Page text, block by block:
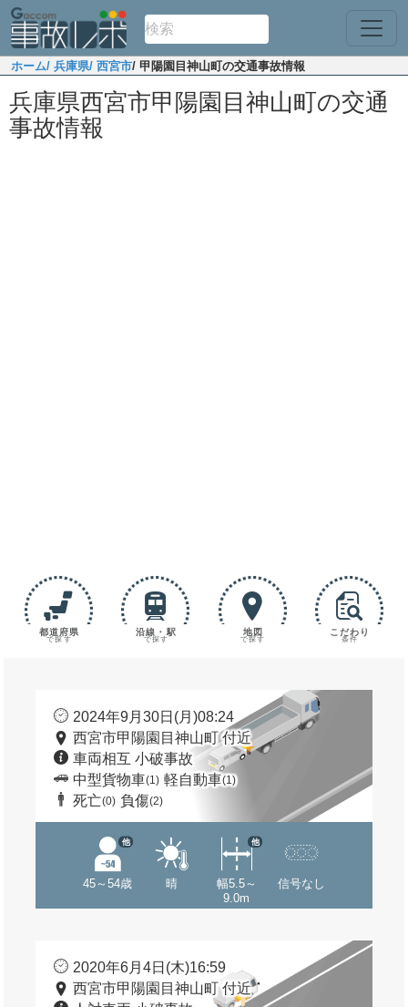
ホーム/ 兵庫県/ 西宮市/ 甲陽園目神山町の交通事故情報
兵庫県西宮市甲陽園目神山町の交通
事故情報
都道府県
で探す
沿線・駅
で探す
地図
で探す
こだわり
条件
2024年9月30日(月)08:24
西宮市甲陽園目神山町 付近
車両相互 小破事故
中型貨物車(1) 軽自動車(1)
死亡(0) 負傷(2)
45～54歳
他
晴
幅5.5～
9.0m
他
信号なし
2020年6月4日(木)16:59
西宮市甲陽園目神山町 付近